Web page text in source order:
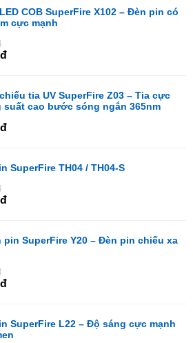
COB SuperFire X102 – Đèn pin có
cực mạnh
tia UV SuperFire Z03 – Tia cực
suất cao bước sóng ngắn 365nm
SuperFire TH04 / TH04-S
pin SuperFire Y20 – Đèn pin chiếu xa
SuperFire L22 – Độ sáng cực mạnh